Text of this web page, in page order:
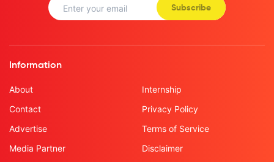
Subscribe
Information
About
Contact
Advertise
Media Partner
Internship
Privacy Policy
Terms of Service
Disclaimer